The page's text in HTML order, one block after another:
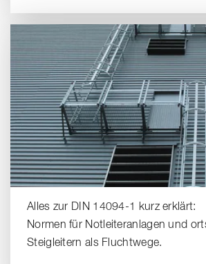
Alles zur DIN 14094-1 kurz erklärt:
Normen für Notleiteranlagen und
Steigleitern als Fluchtwege.